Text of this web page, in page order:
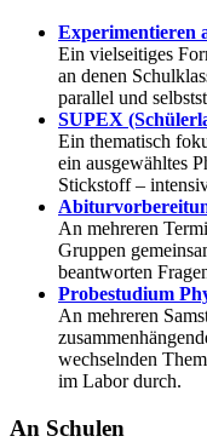
Experimentieren
Ein vielseitiges
an denen
parallel und
SUPEX
Ein thematisch
ein ausgewähltes
Stickstoff –
An mehreren
Gruppen
beantworten
Probestudium
An mehreren
wechselnden
im Labor durch.
An Schulen